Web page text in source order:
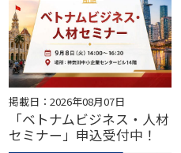
掲載日：2026年08月07日
「ベトナムビジネス・人材
セミナー」申込受付中！